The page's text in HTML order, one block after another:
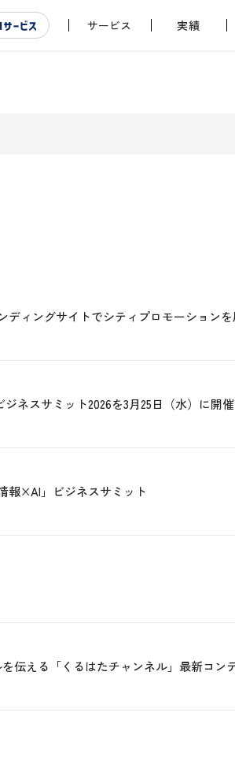
サービス 実績
ディングサイトでシティプロモーション
ネスサミット2026を3月25日（水）に開催
報×AI」ビジネスサミット
伝える「くるはたチャンネル」最新コン